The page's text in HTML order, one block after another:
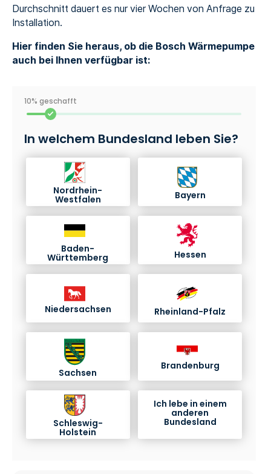
Durchschnitt dauert es nur vier Wochen von Anfrage zu
Installation.
Hier finden Sie heraus, ob die Bosch Wärmepumpe
auch bei Ihnen verfügbar ist:
10% geschafft
In welchem Bundesland leben Sie?
Nordrhein-
Westfalen Bayern
Baden-
Württemberg Hessen
Niedersachsen Rheinland-Pfalz
Sachsen
Brandenburg
Schleswig-
Holstein
Ich lebe in einem
anderen
Bundesland